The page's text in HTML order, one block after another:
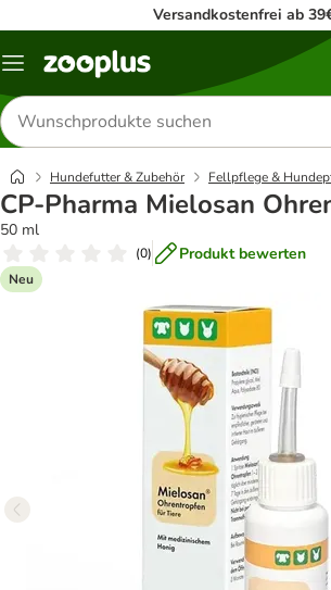
Versandkostenfrei ab
Menü
Produkte
suchen
Hundefutter & Zubehör Fellpflege &
CP-Pharma Mielosan
50 ml
(0) Produkt bewerten
Neu